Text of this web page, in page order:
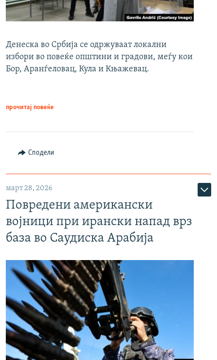
Денеска во Србија се одржуваат локални
избори во повеќе општини и градови, меѓу кои
Бор, Аранѓеловац, Кула и Књажевац.
прочитај повеќе
Сподели
март 28, 2026
Повредени американски
војници при ирански напад врз
база во Саудиска Арабија